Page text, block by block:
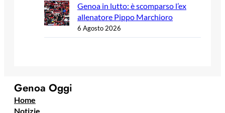
Genoa in lutto: è scomparso l’ex
allenatore Pippo Marchioro
6 Agosto 2026
Genoa Oggi
Home
Notizie